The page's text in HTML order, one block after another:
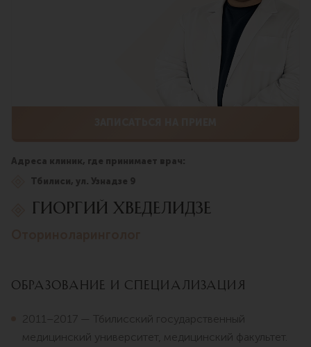
Адреса клиник, где принимает врач:
Тбилиси, ул. Узнадзе 9
Гиоргий Хведелидзе
Образование и специализация
2011–2017 — Тбилисский государственный
медицинский университет, медицинский факультет.